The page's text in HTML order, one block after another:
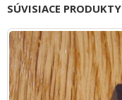
SÚVISIACE PRODUKTY